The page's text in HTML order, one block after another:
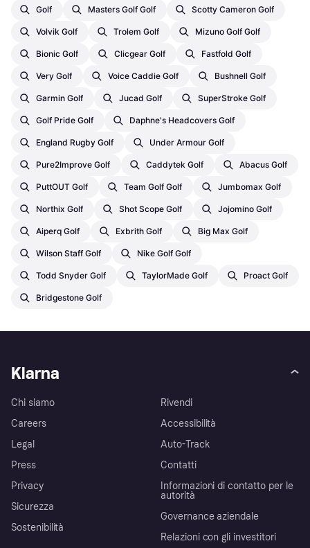
Golf Masters Golf Golf Scotty Cameron Golf
Volvik Golf Trolem Golf Mizuno Golf Golf
Bionic Golf Clicgear Golf Fastfold Golf
Very Golf Voice Caddie Golf Bushnell Golf
Garmin Golf Jucad Golf SuperStroke Golf
Golf Pride Golf Daphne's Headcovers Golf
England Rugby Golf Under Armour Golf
Pure2Improve Golf Caddytek Golf Abacus Golf
PuttOUT Golf Team Golf Golf Jumbomax Golf
Northix Golf Shot Scope Golf Jojomino Golf
Aiperq Golf Exbrith Golf Big Max Golf
Wilson Staff Golf Nike Golf Golf
Todd Snyder Golf TaylorMade Golf Proact Golf
Bridgestone Golf
Klarna
Chi siamo
Careers
Legal
Press
Privacy
Sicurezza
Sostenibilità
Rivendi
Accessibilità
Auto-Track
Contatti
Informazioni di contatto per le
autorità
Governance aziendale
Relazioni con gli investitori